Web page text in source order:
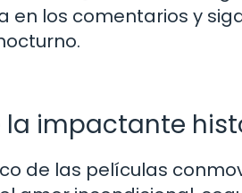
en los comentarios y
la impactante
de las películas